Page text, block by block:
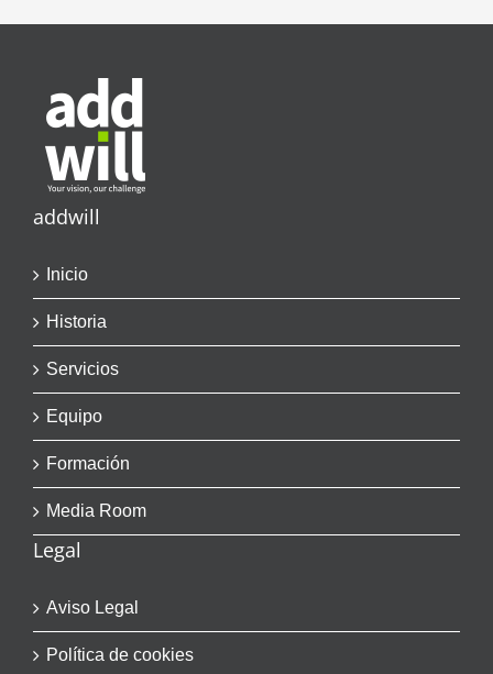
addwill
Inicio
Historia
Servicios
Equipo
Formación
Media Room
Legal
Aviso Legal
Política de cookies